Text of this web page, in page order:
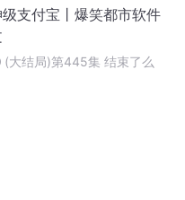
支付宝丨爆笑都市软件
(大结局)第445集 结束了么